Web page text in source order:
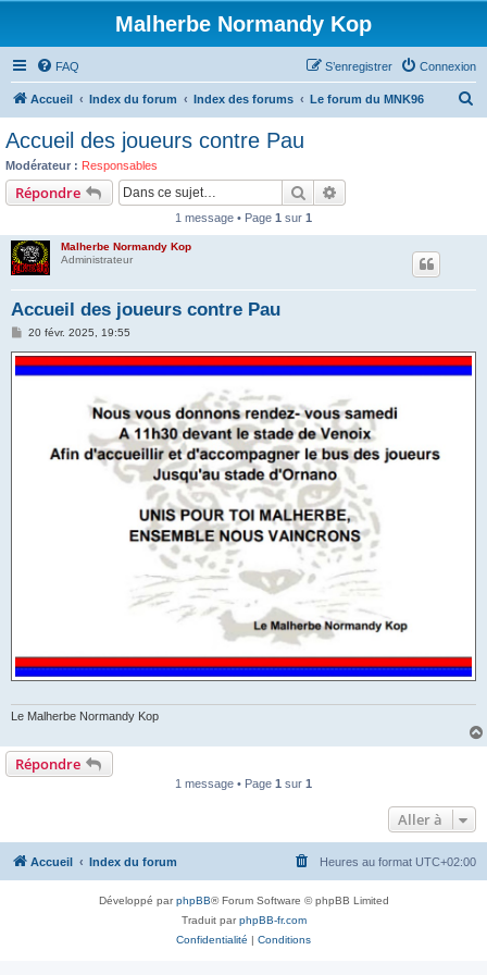
Malherbe Normandy Kop
FAQ Connexion
S’enregistrer
Accueil Index du forum Index des forums Le forum du MNK96
Accueil des joueurs contre Pau
Modérateur : Responsables
Répondre Rechercher
1 message • Page 1 sur 1
Malherbe Normandy Kop
Administrateur
Accueil des joueurs contre Pau
M
s
s
20 févr. 2025, 19:55
Le Malherbe Normandy Kop
Répondre
1 message • Page 1 sur 1
Aller à
Accueil Index du forum Heures au format UTC+02:00
Développé parphpBB® Forum Software © phpBB Limited
Traduit parphpBB-fr.com
Confidentialité | Conditions